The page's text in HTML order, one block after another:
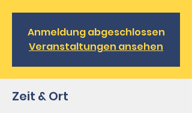
Anmeldung abgeschlossen
Veranstaltungen ansehen
Zeit & Ort